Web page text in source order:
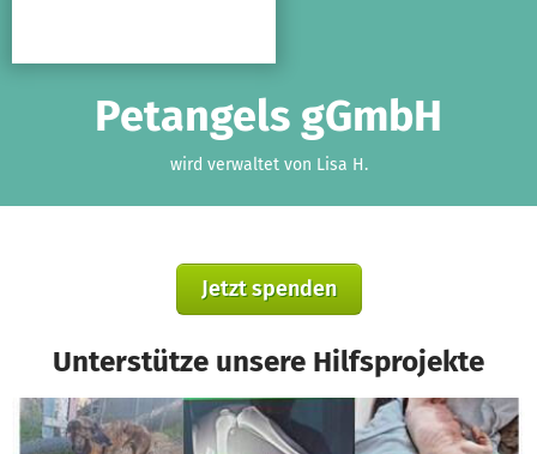
Petangels gGmbH
wird verwaltet von Lisa H.
Jetzt spenden
Unterstütze unsere Hilfsprojekte